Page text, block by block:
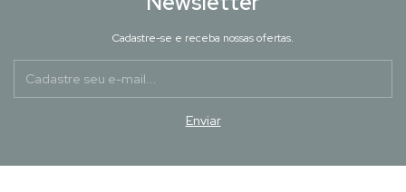
Cadastre-se e receba nossas ofertas.